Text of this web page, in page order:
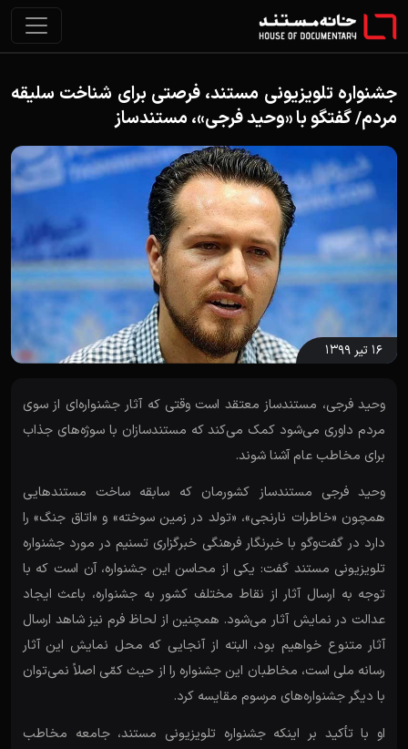
جشنواره تلویزیونی مستند، فرصتی برای شناخت سلیقه
مردم/ گفتگو با «وحید فرجی»، مستندساز
۱۶ تیر ۱۳۹۹
وحید فرجی، مستندساز معتقد است وقتی که آثار جشنواره‌ای از سوی
مردم داوری می‌شود کمک می‌کند که مستندسازان با سوژه‌های جذاب
برای مخاطب عام آشنا شوند.
وحید فرجی مستندساز کشورمان که سابقه ساخت مستندهایی
همچون «خاطرات نارنجی»، «تولد در زمین سوخته» و «اتاق جنگ» را
دارد در گفت‌وگو با خبرنگار فرهنگی خبرگزاری تسنیم در مورد جشنواره
تلویزیونی مستند گفت: یکی از محاسن این جشنواره، آن است که با
توجه به ارسال آثار از نقاط مختلف کشور به جشنواره، باعث ایجاد
عدالت در نمایش آثار می‌شود. همچنین از لحاظ فرم نیز شاهد ارسال
آثار متنوع خواهیم بود، البته از آنجایی که محل نمایش این آثار
رسانه ملی است، مخاطبان این جشنواره را از حیث کمّی اصلاً نمی‌توان
با دیگر جشنواره‌های مرسوم مقایسه کرد.
او با تأکید بر اینکه جشنواره تلویزیونی مستند، جامعه مخاطب